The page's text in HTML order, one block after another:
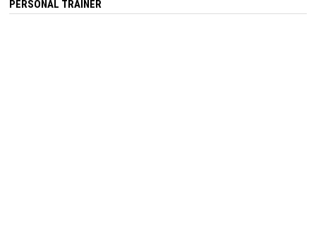
PERSONAL TRAINER